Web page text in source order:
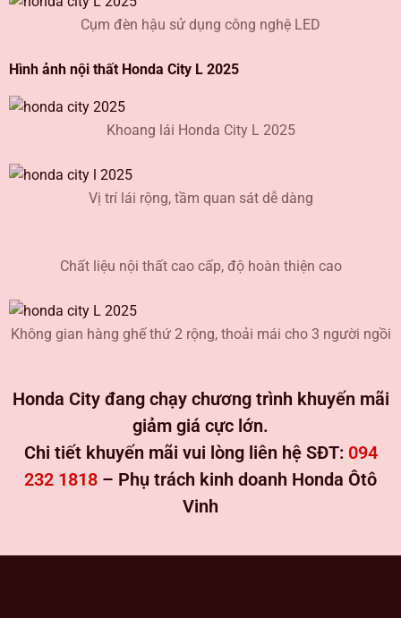
Cụm đèn hậu sử dụng công nghệ LED
Hình ảnh nội thất Honda City L 2025
Khoang lái Honda City L 2025
Vị trí lái rộng, tầm quan sát dễ dàng
Chất liệu nội thất cao cấp, độ hoàn thiện cao
Không gian hàng ghế thứ 2 rộng, thoải mái cho 3 người ngồi
Honda City đang chạy chương trình khuyến mãi
giảm giá cực lớn.
Chi tiết khuyến mãi vui lòng liên hệ SĐT: 094
232 1818 – Phụ trách kinh doanh Honda Ôtô
Vinh